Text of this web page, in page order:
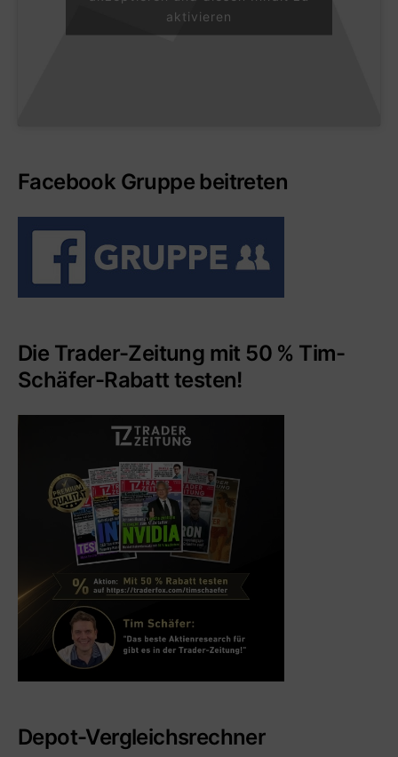
aktivieren
Facebook Gruppe beitreten
Die Trader-Zeitung mit 50 % Tim-
Schäfer-Rabatt testen!
Depot-Vergleichsrechner